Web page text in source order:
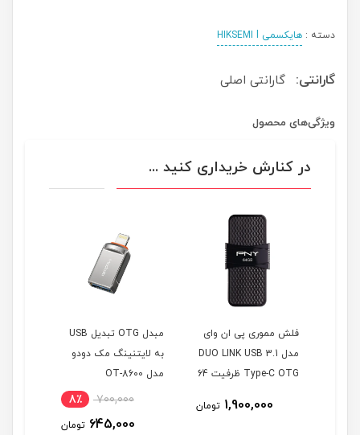
دسته : هایکسمی HIKSEMI l
گارانتی: گارانتی اصلی
ویژگی‌های محصول
در کنارش خریداری کنید ...
فلش مموری پی ان وای
مدل DUO LINK USB 3.1
Type-C OTG ظرفیت 64
1,900,000 تومان
مبدل OTG تبدیل USB
به لایتنینگ مک دودو
مدل OT-8600
700,000 8٪
645,000 تومان